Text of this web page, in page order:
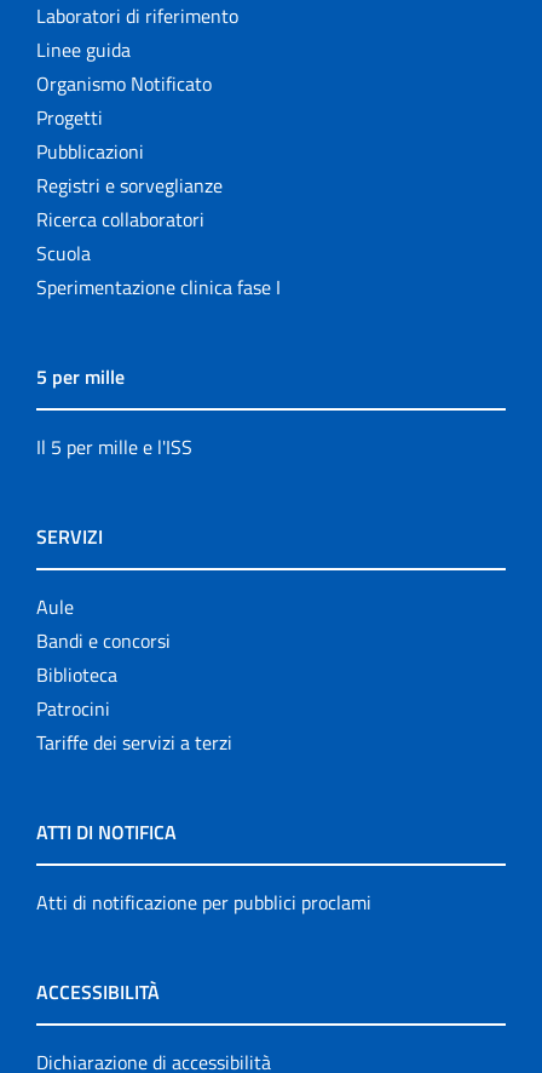
Laboratori di riferimento
Linee guida
Organismo Notificato
Progetti
Pubblicazioni
Registri e sorveglianze
Ricerca collaboratori
Scuola
Sperimentazione clinica fase I
5 per mille
Il 5 per mille e l'ISS
SERVIZI
Aule
Bandi e concorsi
Biblioteca
Patrocini
Tariffe dei servizi a terzi
ATTI DI NOTIFICA
Atti di notificazione per pubblici proclami
ACCESSIBILITÀ
Dichiarazione di accessibilità